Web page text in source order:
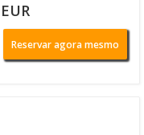
Reservar agora mesmo